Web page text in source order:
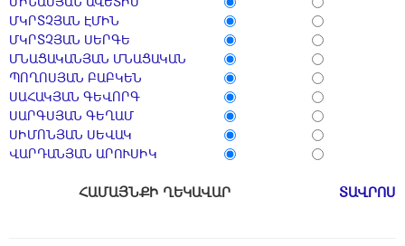
ՄԿՐՏՉՅԱՆ ԷՄԻՆ
ՄԿՐՏՉՅԱՆ ՍԵՐԳԵ
ՄՆԱՑԱԿԱՆՅԱՆ ՄՆԱՑԱԿԱՆ
ՊՈՂՈՍՅԱՆ ԲԱԲԿԵՆ
ՍԱՀԱԿՅԱՆ ԳԵՎՈՐԳ
ՍԱՐԳՍՅԱՆ ԳԵՂԱՄ
ՍԻՄՈՆՅԱՆ ՍԵՎԱԿ
ՎԱՐԴԱՆՅԱՆ ԱՐՈՒՍԻԿ
ՀԱՄԱՅՆՔԻ ՂԵԿԱՎԱՐ ՏԱՎՐՈՍ